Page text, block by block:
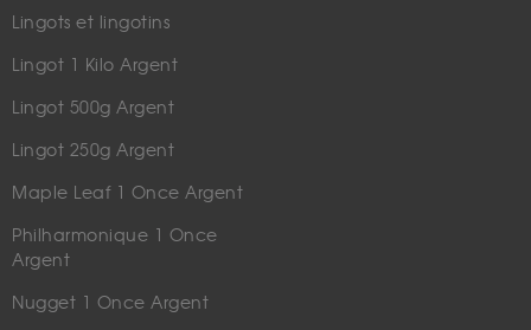
Lingots et lingotins
Lingot 1 Kilo Argent
Lingot 500g Argent
Lingot 250g Argent
Maple Leaf 1 Once Argent
Philharmonique 1 Once
Argent
Nugget 1 Once Argent